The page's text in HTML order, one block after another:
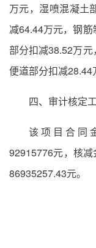
万元，湿喷混凝土
减64.44万元，钢
部分扣减38.52万
便道部分扣减28.44
四、审计核定
该项目合同
92915776元，核
86935257.43元。